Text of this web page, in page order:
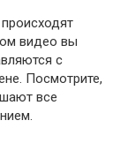
видео вы
с
Посмотрите,
все